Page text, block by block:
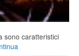
sono caratteristici